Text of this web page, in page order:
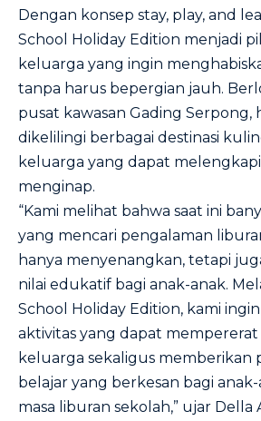
Dengan konsep stay, play, and
School Holiday Edition menjadi
keluarga yang ingin
tanpa harus bepergian jauh.
pusat kawasan Gading Serpong,
dikelilingi berbagai destinasi
keluarga yang dapat
menginap.
“Kami melihat bahwa saat ini
yang mencari pengalaman
hanya menyenangkan, tetapi
nilai edukatif bagi anak-anak.
School Holiday Edition, kami
aktivitas yang dapat
keluarga sekaligus memberikan
belajar yang berkesan bagi anak-
masa liburan sekolah,” ujar Della